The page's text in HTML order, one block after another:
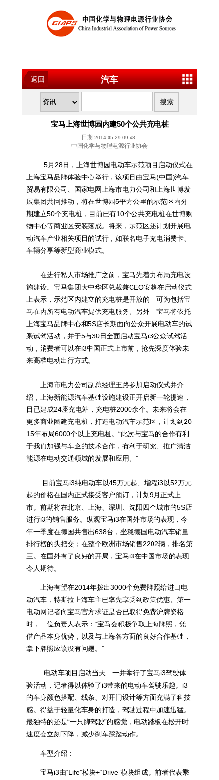
返回 汽车
宝马上海世博园内建50个公共充电桩
日期:2014-05-29 09:48
中国化学与物理电源行业协会
5月28日，上海世博园电动车示范项目启动仪式在
上海宝马品牌体验中心举行，该项目由宝马(中国)汽车
贸易有限公司、国家电网上海市电力公司和上海世博发
展集团共同推动，将在世博园5平方公里的示范区内分
期建立50个充电桩，目前已有10个公共充电桩在世博购
物中心等商业区安装落成。将来，示范区还计划开展电
动汽车产业相关项目的试行，如联名电子充电消费卡、
车辆分享等新型商业模式。
在进行私人市场推广之前，宝马先着力布局充电设
施建设。宝马集团大中华区总裁兼CEO安格在启动仪式
上表示，示范区内建立的充电桩是开放的，可为包括宝
马在内所有电动汽车提供充电服务。另外，宝马将依托
上海宝马品牌中心和5S店长期面向公众开展电动车的试
乘试驾活动，并于5与30日全面启动宝马i3公众试驾活
动，消费者可以在i3中国正式上市前，抢先深度体验未
来高档电动出行方式。
上海市电力公司副总经理王路参加启动仪式并介
绍，上海新能源汽车基础设施建设正开启新一轮提速，
目已建成24座充电站，充电桩2000余个。未来将会在
更多商业圈建充电桩，打造电动汽车示范区，计划到20
15年布局6000个以上充电桩。“此次与宝马的合作有利
于我们加强与车企的技术合作，有利于研究、推广清洁
能源在电动交通领域的发展和应用。”
目前宝马i3纯电动车以45万元起、增程i3以52万元
起的价格在国内正式接受客户预订，计划9月正式上
市。前期将在北京、上海、深圳、沈阳四个城市的5S店
进行i3的销售服务。纵观宝马i3在国外市场的表现，今
年一季度在德国共售出638台，坐稳德国电动汽车销量
排行榜的头把交；在整个欧洲市场销售2202辆，排名第
三。在国外有了良好的开局，宝马i3在中国市场的表现
令人期待。
上海有望在2014年拨出3000个免费牌照给进口电
动汽车，特斯拉上海车主已率先享受到政策优惠。第一
电动网记者向宝马官方求证是否已取得免费沪牌资格
时，一位负责人表示：“宝马会积极争取上海牌照，凭
借产品本身优势，以及与上海各方面的良好合作基础，
拿下牌照应该没有问题。”
电动车项目启动当天，一并举行了宝马i3驾驶体
验活动，记者得以体验了i3带来的电动车驾驶乐趣。i3
的车身颜色搭配、线条、对开门设计等方面充满了科技
感。得益于轻量化车身的打造，驾驶过程中加速迅猛。
最独特的还是“一只脚驾驶”的感觉，电动踏板在松开时
速度会立刻下降，减少刹车踩踏动作。
车型介绍：
宝马i3由“Life”模块+“Drive”模块组成。前者代表乘